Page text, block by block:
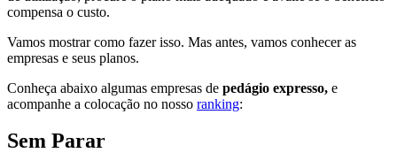
compensa o custo.
Vamos mostrar como fazer isso. Mas antes, vamos conhecer as
empresas e seus planos.
Conheça abaixo algumas empresas de pedágio expresso, e
acompanhe a colocação no nosso ranking:
Sem Parar